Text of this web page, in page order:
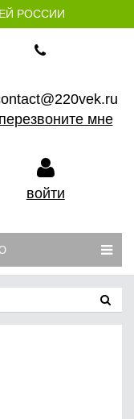
РОССИИ
перезвоните мне
войти